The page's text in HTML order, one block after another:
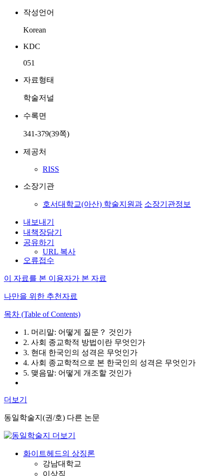
작성언어
Korean
KDC
051
자료형태
학술저널
수록면
341-379(39쪽)
제공처
RISS
소장기관
호서대학교(아산) 학술지원과 소장기관정보
내보내기
내책장담기
공유하기
URL 복사
오류접수
이 자료를 본 이용자가 본 자료
나만을 위한 추천자료
목차 (Table of Contents)
1. 머리말: 어떻게 질문？ 것인가
2. 사회 종교학적 방법이란 무엇인가
3. 현대 한국인의 성격은 무엇인가
4. 사회 종교학적으로 본 한국인의 성격은 무엇인가
5. 맺음말: 어떻게 개조할 것인가
더보기
동일학술지(권/호) 다른 논문
화이트헤드의 상징론
강남대학교
이상직